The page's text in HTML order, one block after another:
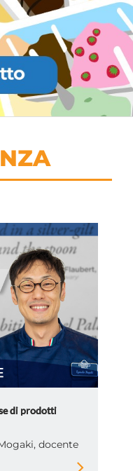
di prodotti
docente